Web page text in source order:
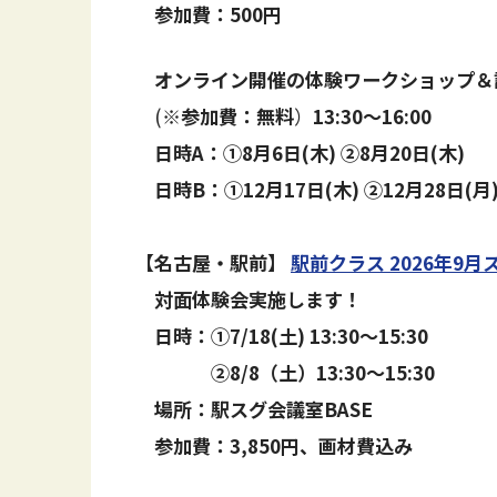
参加費 ： 500円
オンライン開催の体験ワークショップ
(※参加費：無料） 13:30～16:00
日時A：①8月6日(木) ②8月20日(木)
日時B：①12月17日(木) ②12月28日(月)
【名古屋・駅前】 駅前クラス 2026年9月
対面体験会実施します！
日時 ： ①7/18(土) 13:30〜15:30
②8/8（土）13:30～15:30
場所 ： 駅スグ会議室BASE
参加費 ： 3,850円、画材費込み